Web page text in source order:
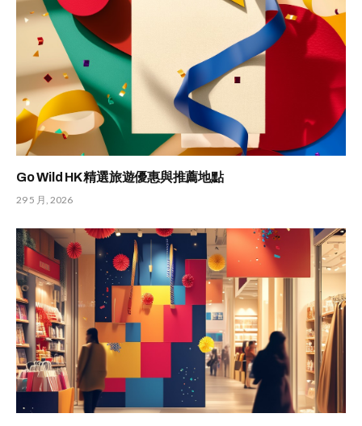
Go Wild HK 精選旅遊優惠與推薦地點
29 5 月, 2026